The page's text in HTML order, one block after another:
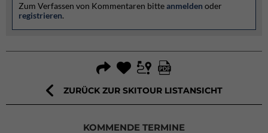
Zum Verfassen von Kommentaren bitteanmelden oder
registrieren.
ZURÜCK ZUR SKITOUR LISTANSICHT
KOMMENDE TERMINE